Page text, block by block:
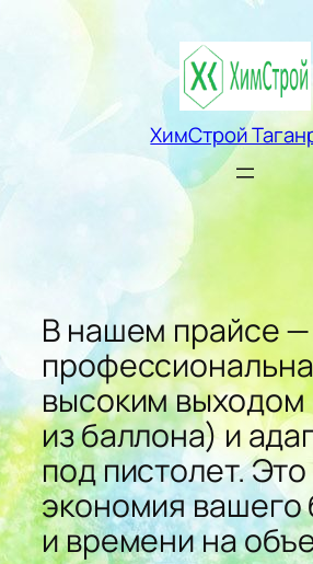
Перейти
ХимСтрой
В нашем прайсе —
высоким выходом
из баллона) и
под пистолет. Это
экономия
и времени на